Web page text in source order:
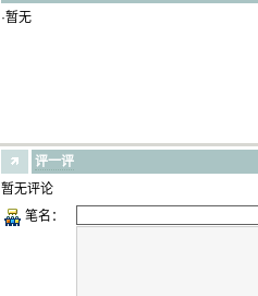
·暂无
评一评
暂无评论
笔名：